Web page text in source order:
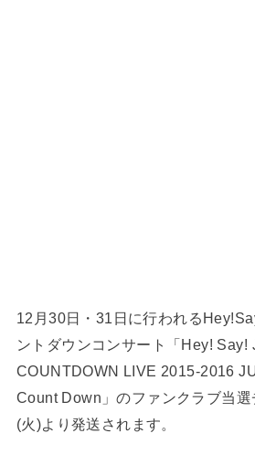
12月30日・31日に行われる
ントダウンコンサート「Hey! Say!
COUNTDOWN LIVE 2015-2016
Count Down」のファンクラブ当
(火)より発送されます。